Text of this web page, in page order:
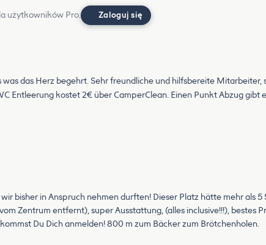
użytkowników Pro. Zaloguj się
das Herz begehrt. Sehr freundliche und hilfsbereite
Entleerung kostet 2€ über CamperClean. Einen Punkt Abzug gibt
bisher in Anspruch nehmen durften! Dieser Platz hätte mehr als
Zentrum entfernt), super Ausstattung, (alles inclusive!!!), bestes
Du Dich anmelden! 800 m zum Bäcker zum Brötchenholen.